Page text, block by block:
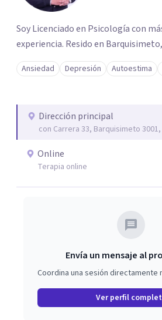
Soy Licenciado en Psicología con
experiencia. Resido en
Ansiedad Depresión Autoestima
Dirección principal
con Carrera 33, Barquisimeto 3001,
Online
Terapia online
Envía un mensaje al
Coordina una sesión directamente
Ver perfil